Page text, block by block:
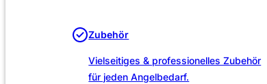
Zubehör
Vielseitiges & professionelles Zubehör
für jeden Angelbedarf.